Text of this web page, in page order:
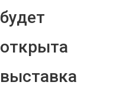
будет
открыта
выставка